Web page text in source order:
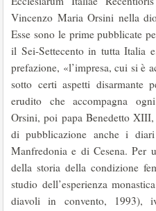
Vincenzo Maria Orsini nella
Esse sono le prime pubblicate
il Sei-Settecento in tutta Italia
prefazione, «l’impresa, cui si è
sotto certi aspetti disarmante
erudito che accompagna
Orsini, poi papa Benedetto
di pubblicazione anche i
Manfredonia e di Cesena. Per
della storia della condizione
studio dell’esperienza
diavoli in convento, 1993),